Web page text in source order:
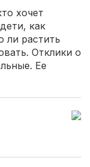
хочет
как
ли растить
Отклики о
Ее